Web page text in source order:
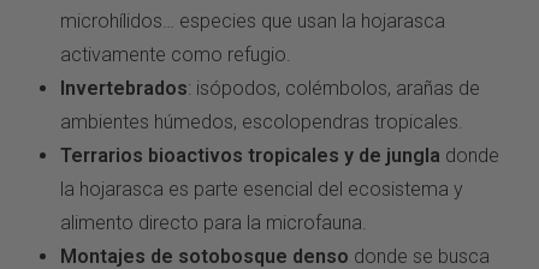
microhílidos… especies que usan la hojarasca
activamente como refugio.
Invertebrados: isópodos, colémbolos, arañas de
ambientes húmedos, escolopendras tropicales.
Terrarios bioactivos tropicales y de jungla donde
la hojarasca es parte esencial del ecosistema y
alimento directo para la microfauna.
Montajes de sotobosque denso donde se busca